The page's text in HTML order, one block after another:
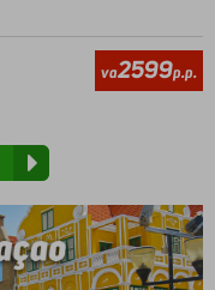
va2599p.p.